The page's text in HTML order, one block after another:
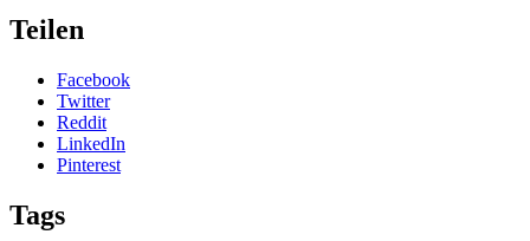
Teilen
Facebook
Twitter
Reddit
LinkedIn
Pinterest
Tags